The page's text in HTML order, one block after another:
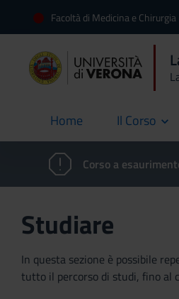
Facoltà di Medicina e Chirurgia
Home
current Il Corso
Corso a
Studiare
In questa sezione è possibile
tutto il percorso di studi, fino al